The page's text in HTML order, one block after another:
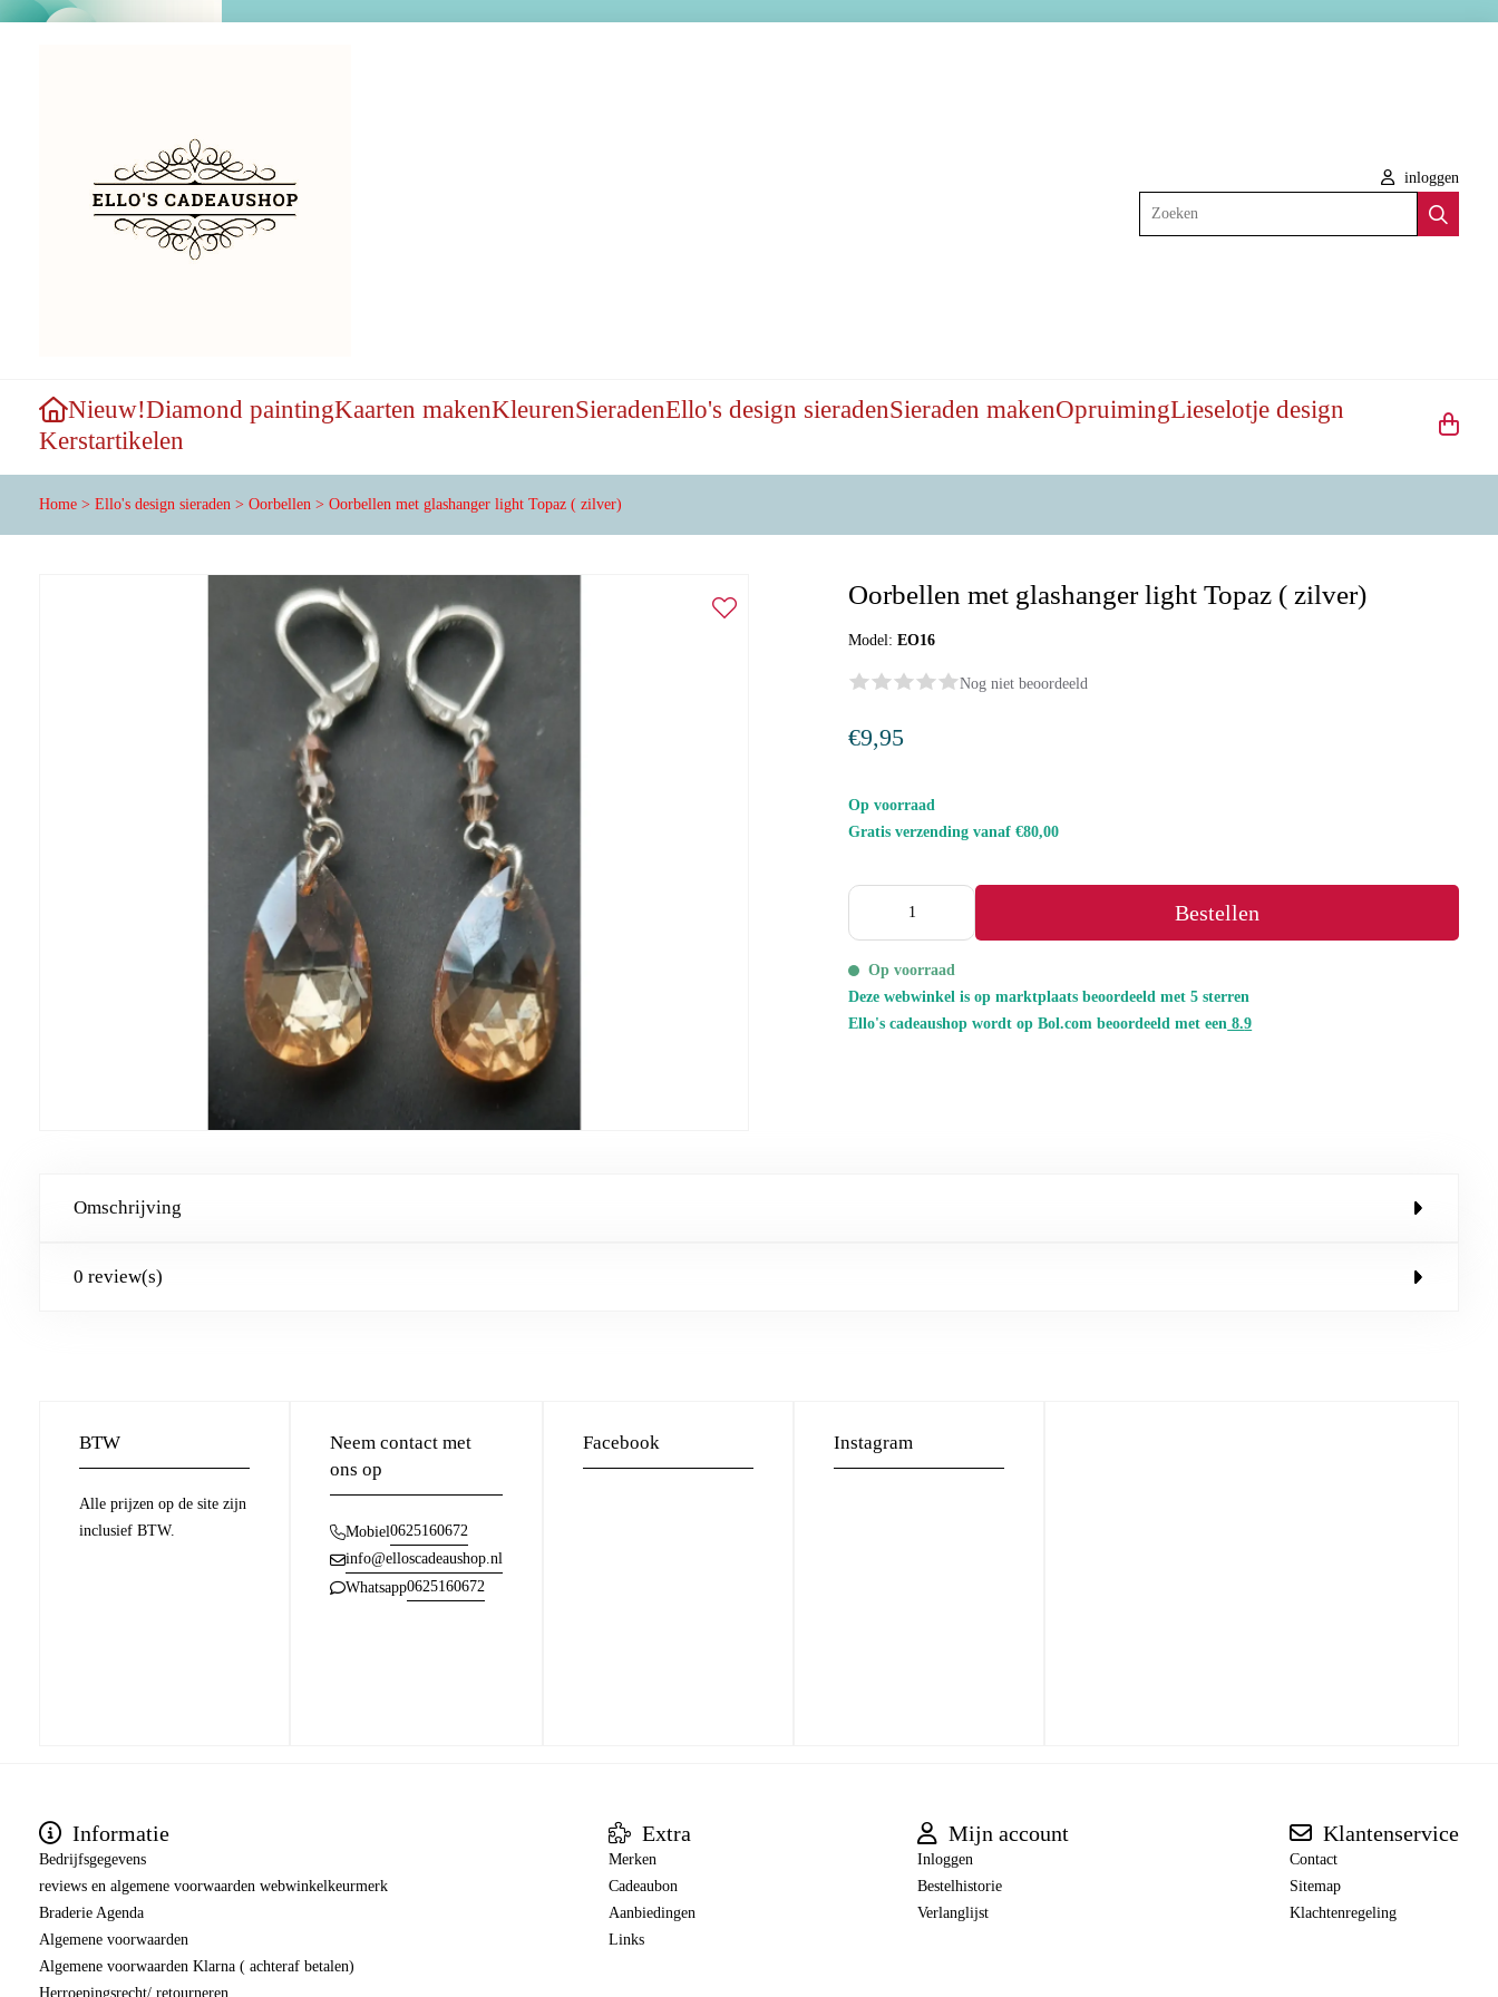
inloggen
Zoeken
Nieuw!Diamond paintingKaarten makenKleurenSieradenEllo's design sieradenSieraden makenOpruimingLieselotje design
Kerstartikelen
Home > Ello's design sieraden > Oorbellen > Oorbellen met glashanger light Topaz ( zilver)
Oorbellen met glashanger light Topaz ( zilver)
Model:EO16
Nog niet beoordeeld
€9,95
Op voorraad
Gratis verzending vanaf €80,00
Bestellen
Op voorraad
Deze webwinkel is op marktplaats beoordeeld met 5 sterren
Ello's cadeaushop wordt op Bol.com beoordeeld met een 8.9
Omschrijving
0 review(s)
BTW
Alle prijzen op de site zijn
inclusief BTW.
Neem contact met
ons op
Mobiel0625160672
info@elloscadeaushop.nl
Whatsapp0625160672
Facebook Instagram
Informatie
Bedrijfsgegevens
reviews en algemene voorwaarden webwinkelkeurmerk
Braderie Agenda
Algemene voorwaarden
Algemene voorwaarden Klarna ( achteraf betalen)
Herroepingsrecht/ retourneren
Extra
Merken
Cadeaubon
Aanbiedingen
Links
Mijn account
Inloggen
Bestelhistorie
Verlanglijst
Klantenservice
Contact
Sitemap
Klachtenregeling